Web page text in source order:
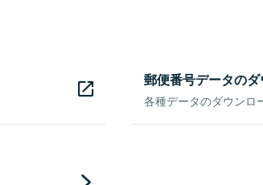
郵便番号データの
各種データのダウンロ